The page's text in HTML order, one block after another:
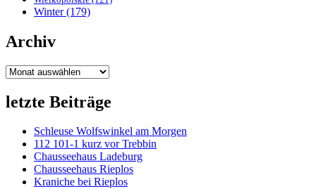
Winter(179)
Archiv
Archiv
letzte Beiträge
Schleuse Wolfswinkel am Morgen
112 101-1 kurz vor Trebbin
Chausseehaus Ladeburg
Chausseehaus Rieplos
Kraniche bei Rieplos